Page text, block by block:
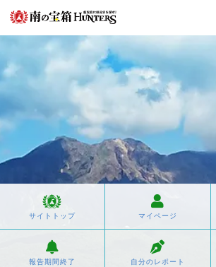
サイトトップ マイページ
報告期間終了 自分のレポート